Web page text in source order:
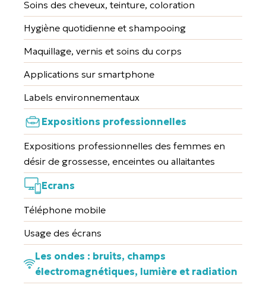
Soins des cheveux, teinture, coloration
Hygiène quotidienne et shampooing
Maquillage, vernis et soins du corps
Applications sur smartphone
Labels environnementaux
Expositions professionnelles
Expositions professionnelles des femmes en
désir de grossesse, enceintes ou allaitantes
Ecrans
Téléphone mobile
Usage des écrans
Les ondes : bruits, champs
électromagnétiques, lumière et radiation